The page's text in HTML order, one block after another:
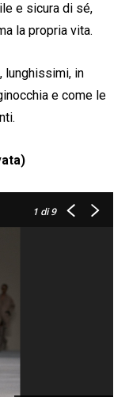
e sicura di sé,
la propria vita.
lunghissimi, in
e come le
1 di 9